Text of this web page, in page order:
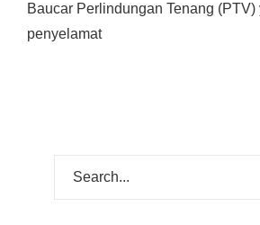
Baucar Perlindungan Tenang
penyelamat